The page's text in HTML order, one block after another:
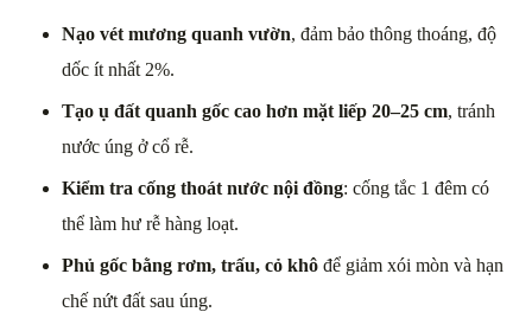
Nạo vét mương quanh vườn, đảm bảo thông thoáng, độ
dốc ít nhất 2%.
Tạo ụ đất quanh gốc cao hơn mặt liếp 20–25 cm, tránh
nước úng ở cổ rễ.
Kiểm tra cống thoát nước nội đồng: cống tắc 1 đêm có
thể làm hư rễ hàng loạt.
Phủ gốc bằng rơm, trấu, cỏ khô để giảm xói mòn và hạn
chế nứt đất sau úng.